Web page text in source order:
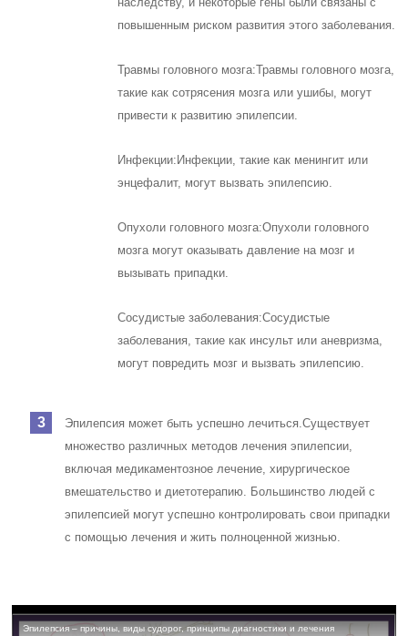
повышенным риском развития этого заболевания.
Травмы головного мозга:Травмы головного мозга,
такие как сотрясения мозга или ушибы, могут
привести к развитию эпилепсии.
Инфекции: Инфекции, такие как менингит или
энцефалит, могут вызвать эпилепсию.
Опухоли головного мозга:Опухоли головного
мозга могут оказывать давление на мозг и
вызывать припадки.
Сосудистые заболевания:Сосудистые
заболевания, такие как инсульт или аневризма,
могут повредить мозг и вызвать эпилепсию.
Эпилепсия может быть успешно лечиться.Существует
множество различных методов лечения эпилепсии,
включая медикаментозное лечение, хирургическое
вмешательство и диетотерапию. Большинство людей с
эпилепсией могут успешно контролировать свои припадки
с помощью лечения и жить полноценной жизнью.
Эпилепсия – причины, виды судорог, принципы диагностики и лечения